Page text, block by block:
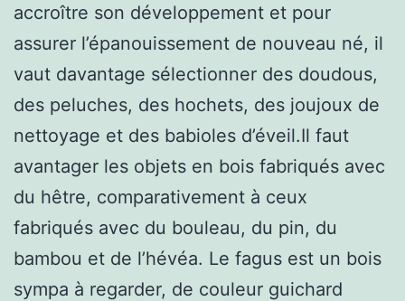
accroître son développement et pour
assurer l’épanouissement de nouveau né, il
vaut davantage sélectionner des doudous,
des peluches, des hochets, des joujoux de
nettoyage et des babioles d’éveil.Il faut
avantager les objets en bois fabriqués avec
du hêtre, comparativement à ceux
fabriqués avec du bouleau, du pin, du
bambou et de l’hévéa. Le fagus est un bois
sympa à regarder, de couleur guichard